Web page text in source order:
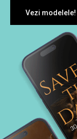
Vezi modelele!